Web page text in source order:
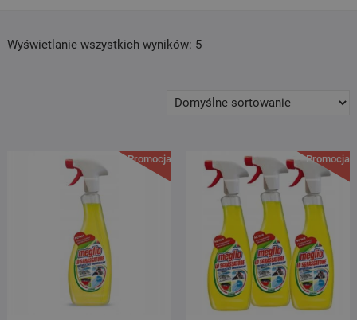
Wyświetlanie wszystkich wyników: 5
Promocja! Promocja!